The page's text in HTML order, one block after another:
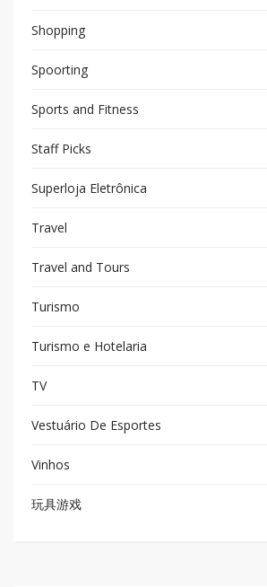
Shopping
Spoorting
Sports and Fitness
Staff Picks
Superloja Eletrônica
Travel
Travel and Tours
Turismo
Turismo e Hotelaria
TV
Vestuário De Esportes
Vinhos
玩具游戏